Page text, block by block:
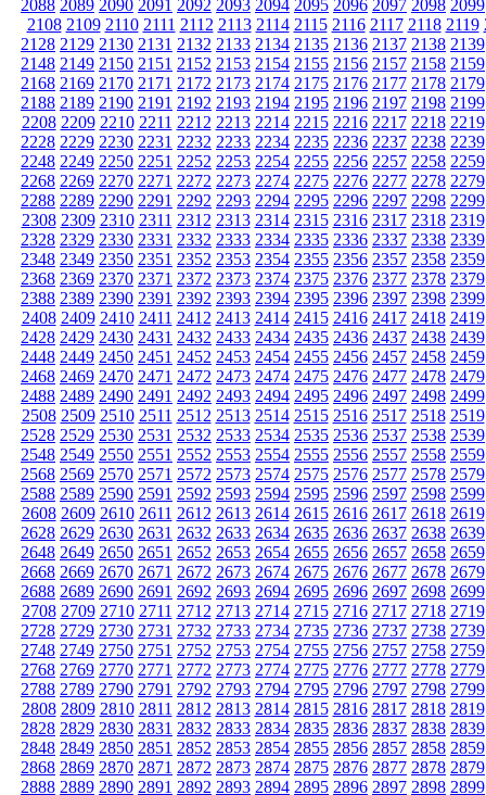
2088 2089 2090 2091 2092 2093 2094 2095 2096 2097 2098 2099
2108 2109 2110 2111 2112 2113 2114 2115 2116 2117 2118 2119
2128 2129 2130 2131 2132 2133 2134 2135 2136 2137 2138 2139
2148 2149 2150 2151 2152 2153 2154 2155 2156 2157 2158 2159
2168 2169 2170 2171 2172 2173 2174 2175 2176 2177 2178 2179
2188 2189 2190 2191 2192 2193 2194 2195 2196 2197 2198 2199
2208 2209 2210 2211 2212 2213 2214 2215 2216 2217 2218 2219
2228 2229 2230 2231 2232 2233 2234 2235 2236 2237 2238 2239
2248 2249 2250 2251 2252 2253 2254 2255 2256 2257 2258 2259
2268 2269 2270 2271 2272 2273 2274 2275 2276 2277 2278 2279
2288 2289 2290 2291 2292 2293 2294 2295 2296 2297 2298 2299
2308 2309 2310 2311 2312 2313 2314 2315 2316 2317 2318 2319
2328 2329 2330 2331 2332 2333 2334 2335 2336 2337 2338 2339
2348 2349 2350 2351 2352 2353 2354 2355 2356 2357 2358 2359
2368 2369 2370 2371 2372 2373 2374 2375 2376 2377 2378 2379
2388 2389 2390 2391 2392 2393 2394 2395 2396 2397 2398 2399
2408 2409 2410 2411 2412 2413 2414 2415 2416 2417 2418 2419
2428 2429 2430 2431 2432 2433 2434 2435 2436 2437 2438 2439
2448 2449 2450 2451 2452 2453 2454 2455 2456 2457 2458 2459
2468 2469 2470 2471 2472 2473 2474 2475 2476 2477 2478 2479
2488 2489 2490 2491 2492 2493 2494 2495 2496 2497 2498 2499
2508 2509 2510 2511 2512 2513 2514 2515 2516 2517 2518 2519
2528 2529 2530 2531 2532 2533 2534 2535 2536 2537 2538 2539
2548 2549 2550 2551 2552 2553 2554 2555 2556 2557 2558 2559
2568 2569 2570 2571 2572 2573 2574 2575 2576 2577 2578 2579
2588 2589 2590 2591 2592 2593 2594 2595 2596 2597 2598 2599
2608 2609 2610 2611 2612 2613 2614 2615 2616 2617 2618 2619
2628 2629 2630 2631 2632 2633 2634 2635 2636 2637 2638 2639
2648 2649 2650 2651 2652 2653 2654 2655 2656 2657 2658 2659
2668 2669 2670 2671 2672 2673 2674 2675 2676 2677 2678 2679
2688 2689 2690 2691 2692 2693 2694 2695 2696 2697 2698 2699
2708 2709 2710 2711 2712 2713 2714 2715 2716 2717 2718 2719
2728 2729 2730 2731 2732 2733 2734 2735 2736 2737 2738 2739
2748 2749 2750 2751 2752 2753 2754 2755 2756 2757 2758 2759
2768 2769 2770 2771 2772 2773 2774 2775 2776 2777 2778 2779
2788 2789 2790 2791 2792 2793 2794 2795 2796 2797 2798 2799
2808 2809 2810 2811 2812 2813 2814 2815 2816 2817 2818 2819
2828 2829 2830 2831 2832 2833 2834 2835 2836 2837 2838 2839
2848 2849 2850 2851 2852 2853 2854 2855 2856 2857 2858 2859
2868 2869 2870 2871 2872 2873 2874 2875 2876 2877 2878 2879
2888 2889 2890 2891 2892 2893 2894 2895 2896 2897 2898 2899